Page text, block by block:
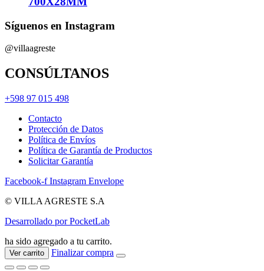
Síguenos en Instagram
@villaagreste
CONSÚLTANOS
+598 97 015 498
Contacto
Protección de Datos
Política de Envíos
Política de Garantía de Productos
Solicitar Garantía
Facebook-f Instagram Envelope
© VILLA AGRESTE S.A
Desarrollado por PocketLab
ha sido agregado a tu carrito.
Ver carrito Finalizar compra